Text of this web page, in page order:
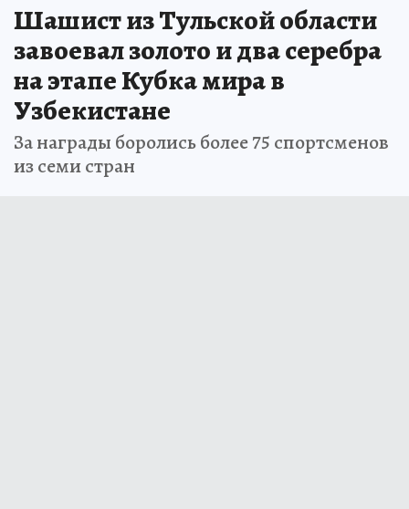
Шашист из Тульской области
завоевал золото и два серебра
на этапе Кубка мира в
Узбекистане
За награды боролись более 75 спортсменов
из семи стран